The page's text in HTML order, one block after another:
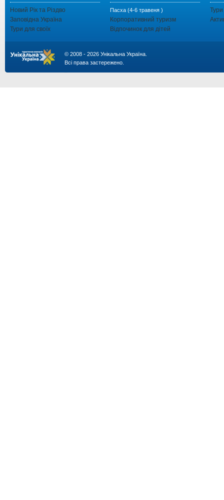
Новий Рік та Різдво
Заповідна Україна
Тури для своїх
Пасха (4-6 травеня )
Корпоративний туризм
Відпочинок для дітей
Тури
© 2008 - 2026 Унікальна Україна.
Всі права застережено.